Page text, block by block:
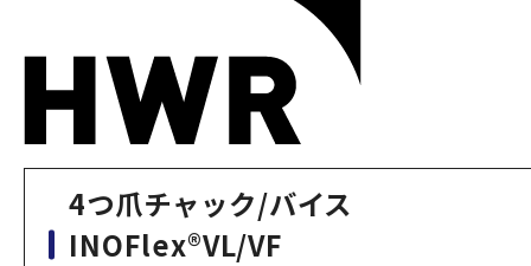
4つ爪チャック/バイス
INOFlex®VL/